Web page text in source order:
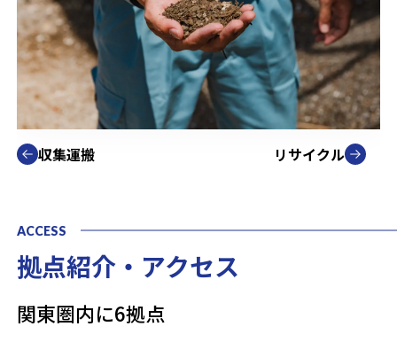
収集運搬 リサイクル
ACCESS
拠点紹介・アクセス
関東圏内に6拠点